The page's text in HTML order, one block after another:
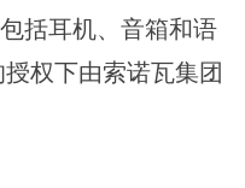
括耳机、音箱和语
权下由索诺瓦集团